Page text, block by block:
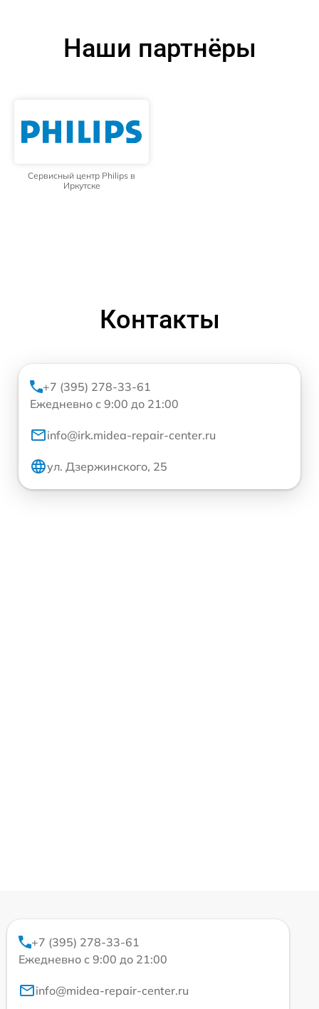
Наши партнёры
Сервисный центр Philips в
Иркутске
Контакты
+7 (395) 278-33-61
Ежедневно с 9:00 до 21:00
info@irk.midea-repair-center.ru
ул. Дзержинского, 25
+7 (395) 278-33-61
Ежедневно с 9:00 до 21:00
info@midea-repair-center.ru